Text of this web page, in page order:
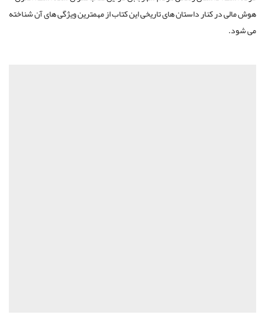
هوش مالی در کنار داستان های تاریخی این کتاب از مهمترین ویژگی های آن شناخته
می شود.